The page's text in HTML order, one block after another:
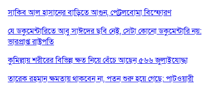
সাকিব আল হাসানের বাড়িতে আগুন, পেট্রলবোমা বিস্ফোরণ
যে ডকুমেন্টারিতে আবু সাঈদের ছবি নেই, সেটা কোনো ডকুমেন্টারি নয়:
ভারপ্রাপ্ত রাষ্ট্রপতি
কুমিল্লায় শরীরের বিভিন্ন ক্ষত নিয়ে বেঁচে আছেন ৫৬৬ জুলাইযোদ্ধা
তারেক রহমান ক্ষমতায় থাকবেন না, পতন শুরু হয়ে গেছে: পাটওয়ারী